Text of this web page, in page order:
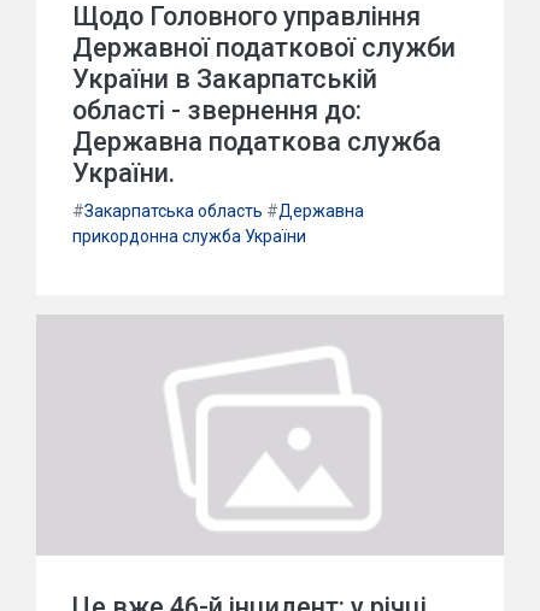
Щодо Головного управління
Державної податкової служби
України в Закарпатській
області - звернення до:
Державна податкова служба
України.
#Закарпатська область #Державна
прикордонна служба України